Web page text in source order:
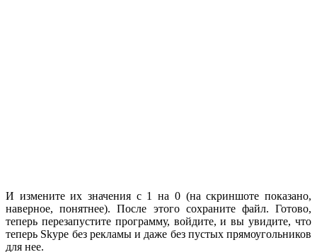
И измените их значения с 1 на 0 (на скриншоте показано,
наверное, понятнее). После этого сохраните файл. Готово,
теперь перезапустите программу, войдите, и вы увидите, что
теперь Skype без рекламы и даже без пустых прямоугольников
для нее.